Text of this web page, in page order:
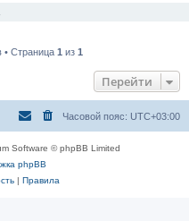
• Страница 1 из 1
Перейти
Часовой пояс: UTC+03:00
Software © phpBB Limited
phpBB
| Правила